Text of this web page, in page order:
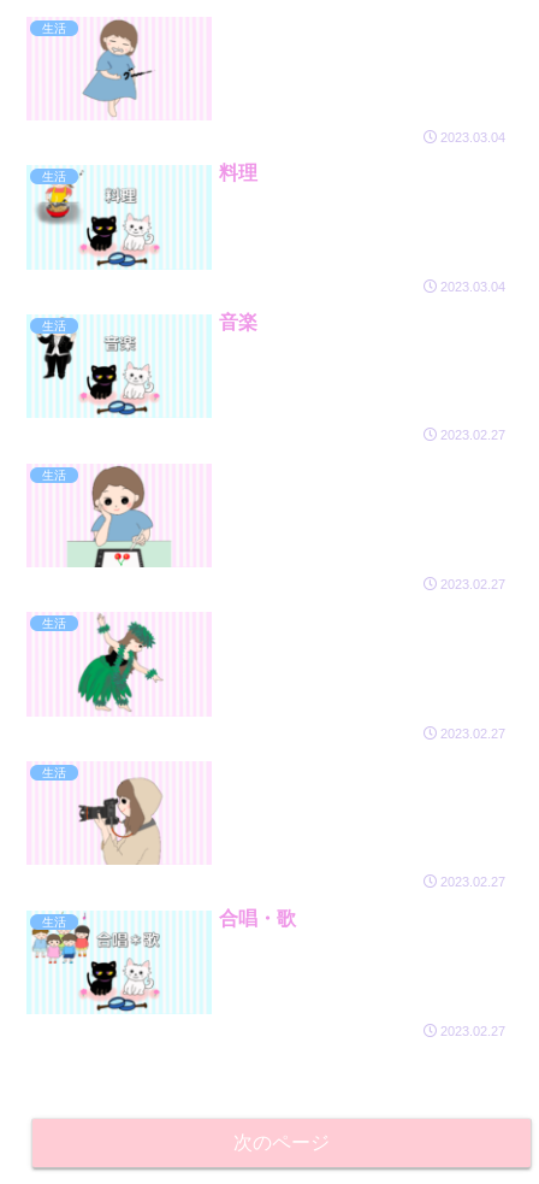
生活
2023.03.04
生活 料理
2023.03.04
生活 音楽
2023.02.27
生活
2023.02.27
生活
2023.02.27
生活
2023.02.27
生活 合唱・歌
2023.02.27
次のページ